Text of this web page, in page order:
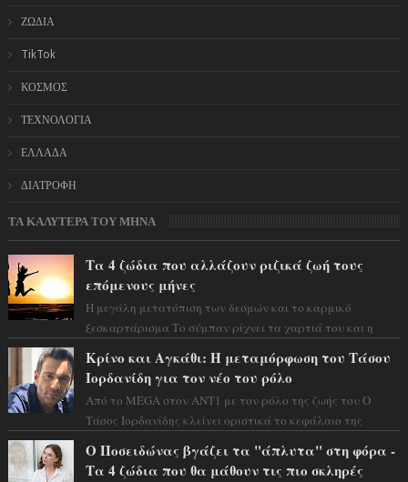
ΖΩΔΙΑ
TikTok
ΚΟΣΜΟΣ
ΤΕΧΝΟΛΟΓΙΑ
ΕΛΛΑΔΑ
ΔΙΑΤΡΟΦΗ
ΤΑ ΚΑΛΥΤΕΡΑ ΤΟΥ ΜΗΝΑ
Τα 4 ζώδια που αλλάζουν ριζικά ζωή τους
επόμενους μήνες
Η μεγάλη μετατόπιση των δεσμών και το καρμικό
ξεσκαρτάρισμα Το σύμπαν ρίχνει τα χαρτιά του και η
Κρίνο και Αγκάθι: Η μεταμόρφωση του Τάσου
Ιορδανίδη για τον νέο του ρόλο
Από το MEGA στον ΑΝΤ1 με τον ρόλο της ζωής του Ο
Τάσος Ιορδανίδης κλείνει οριστικά το κεφάλαιο της
Ο Ποσειδώνας βγάζει τα "άπλυτα" στη φόρα -
Τα 4 ζώδια που θα μάθουν τις πιο σκληρές